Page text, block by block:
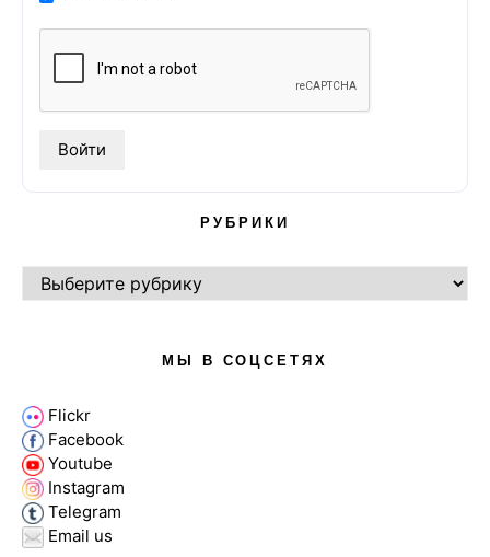
РУБРИКИ
МЫ В СОЦСЕТЯХ
Flickr
Facebook
Youtube
Instagram
Telegram
Email us